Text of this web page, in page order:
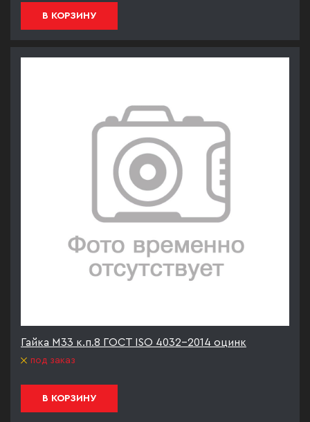
В КОРЗИНУ
Гайка М33 к.п.8 ГОСТ ISO 4032-2014 оцинк
под заказ
В КОРЗИНУ